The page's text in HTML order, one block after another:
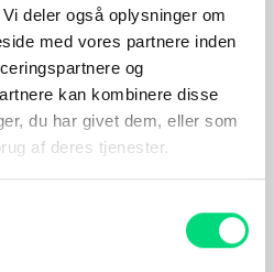
deler også oplysninger om
med vores partnere inden
og
kan kombinere disse
du har givet dem, eller som
af deres tjenester.
som noget, man gør
føler. Det er synligt i
projekter og i den
på. Vi tror
men på fælles
med kunder,
måde at